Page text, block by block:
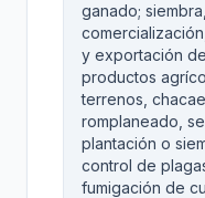
ganado;
y exportación
productos
terrenos,
romplaneado,
plantación o
control de
fumigación de